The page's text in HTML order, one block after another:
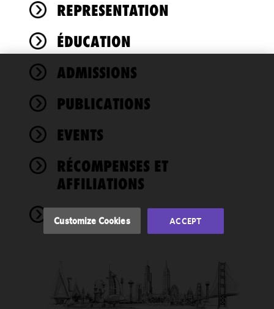
REPRESENTATION
ÉDUCATION
ADMISSIONS
PUBLICATIONS
EVENTS
RÉCOMPENSES ET
AFFILIATIONS
NEWS
We use
cookies to
improve the
of this site
Cookie
Customize Cookies ACCEPT